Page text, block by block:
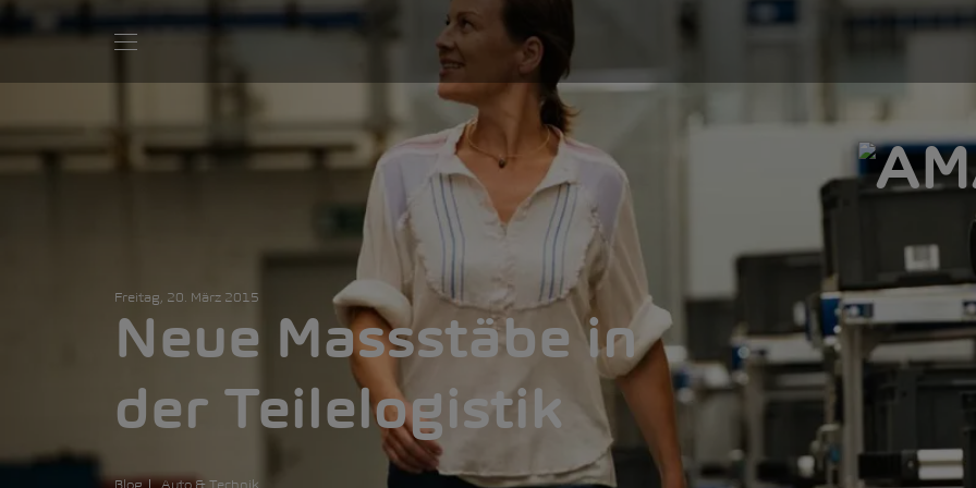
Freitag, 20. März 2015
Neue Massstäbe in
der Teilelogistik
Blog Auto & Technik